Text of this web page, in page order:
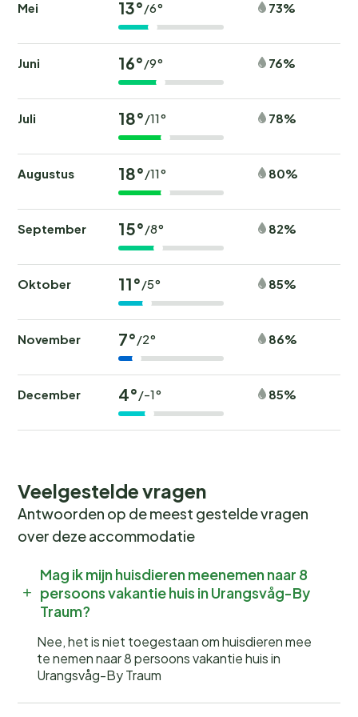
Mei 13°/6° 73%
Juni 16°/9° 76%
Juli 18°/11° 78%
Augustus 18°/11° 80%
September 15°/8° 82%
Oktober 11°/5° 85%
November 7°/2° 86%
December 4°/-1° 85%
Veelgestelde vragen
Antwoorden op de meest gestelde vragen
over deze accommodatie
Mag ik mijn huisdieren meenemen naar 8
persoons vakantie huis in Urangsvåg-By
Traum?
Nee, het is niet toegestaan om huisdieren mee
te nemen naar 8 persoons vakantie huis in
Urangsvåg-By Traum